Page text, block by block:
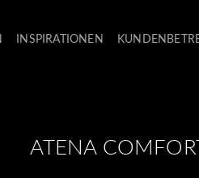
INSPIRATIONEN
ATENA